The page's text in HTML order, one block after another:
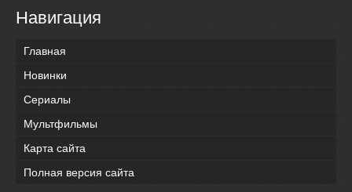
Навигация
Главная
Новинки
Сериалы
Мультфильмы
Карта сайта
Полная версия сайта